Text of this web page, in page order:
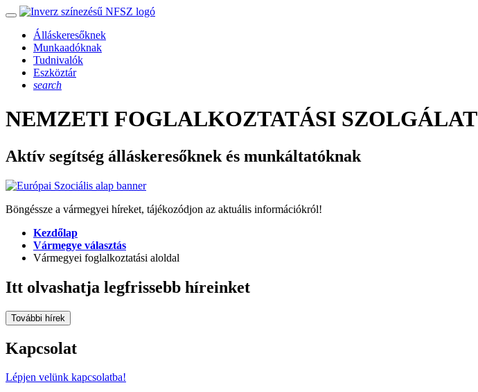
Álláskeresőknek
Munkaadóknak
Tudnivalók
Eszköztár
search
NEMZETI FOGLALKOZTATÁSI SZOLGÁLAT
Aktív segítség álláskeresőknek és munkáltatóknak
Böngéssze a vármegyei híreket, tájékozódjon az aktuális információkról!
Kezdőlap
Vármegye választás
Vármegyei foglalkoztatási aloldal
Itt olvashatja legfrissebb híreinket
További hírek
Kapcsolat
Lépjen velünk kapcsolatba!